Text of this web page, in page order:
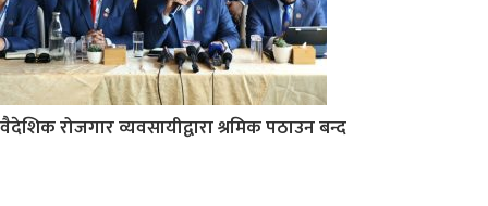
वैदेशिक रोजगार व्यवसायीद्वारा श्रमिक पठाउन बन्द